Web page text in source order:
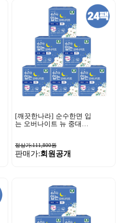
[깨끗한나라] 순수한면 입
는 오버나이트 뉴 중대형
정상가:111,800원
판매가:회원공개